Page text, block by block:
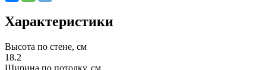
Характеристики
Высота по стене, см
18.2
Ширина по потолку, см